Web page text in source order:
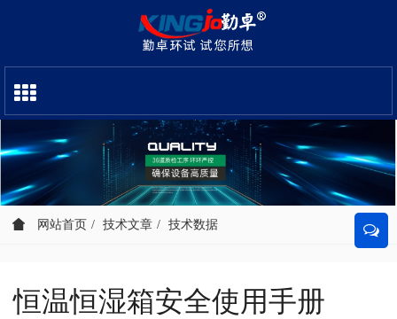
网站首页 技术文章 技术数据
恒温恒湿箱安全使用手册